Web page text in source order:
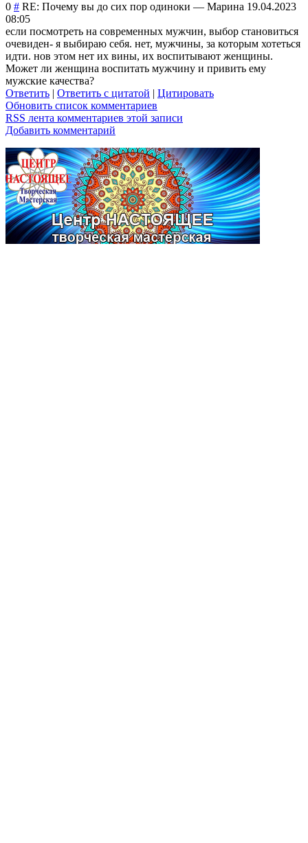
0 # RE: Почему вы до сих пор одиноки — Марина 19.04.2023
08:05
если посмотреть на современных мужчин, выбор становиться
очевиден- я выбираю себя. нет, мужчины, за которым хотеться
идти. нов этом нет их вины, их воспитывают женщины.
Может ли женщина воспитать мужчину и привить ему
мужские качества?
Ответить | Ответить с цитатой | Цитировать
Обновить список комментариев
RSS лента комментариев этой записи
Добавить комментарий